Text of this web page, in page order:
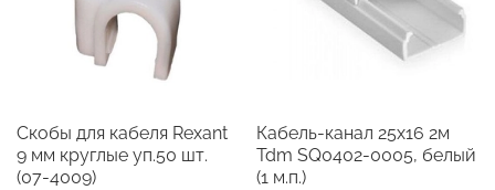
Скобы для кабеля Rexant
9 мм круглые уп.50 шт.
(07-4009)
Кабель-канал 25х16 2м
Tdm SQ0402-0005, белый
(1 м.п.)